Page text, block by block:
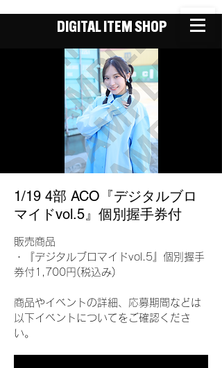
DIGITAL ITEM SHOP
1/19 4部 ACO『デジタルブロ
マイドvol.5』個別握手券付
販売商品
・『デジタルブロマイドvol.5』個別握手
券付1,700円(税込み)
商品やイベントの詳細、応募期間などは
以下イベントについてをご確認くださ
い。